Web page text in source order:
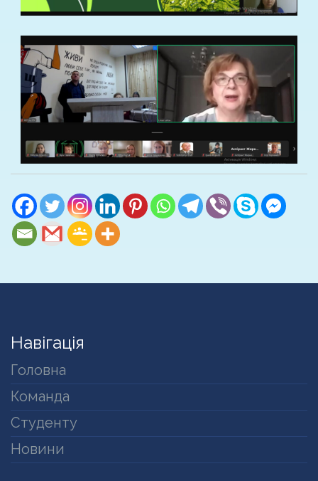
Навігація
Головна
Команда
Студенту
Новини